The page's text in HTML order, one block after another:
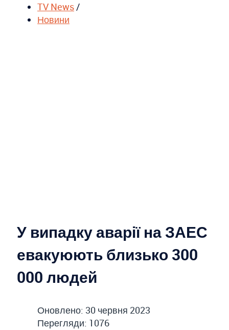
TV News/
Новини
У випадку аварії на ЗАЕС
евакуюють близько 300
000 людей
Оновлено: 30 червня 2023
Перегляди: 1076